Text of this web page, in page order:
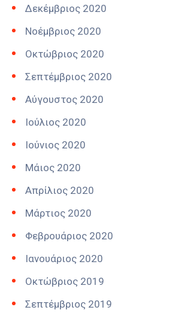
Δεκέμβριος 2020
Νοέμβριος 2020
Οκτώβριος 2020
Σεπτέμβριος 2020
Αύγουστος 2020
Ιούλιος 2020
Ιούνιος 2020
Μάιος 2020
Απρίλιος 2020
Μάρτιος 2020
Φεβρουάριος 2020
Ιανουάριος 2020
Οκτώβριος 2019
Σεπτέμβριος 2019